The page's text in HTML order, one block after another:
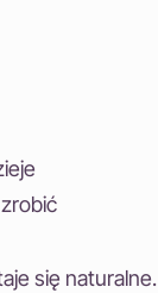
się naturalne.